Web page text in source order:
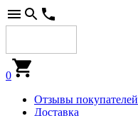
0
Отзывы покупателей
Доставка